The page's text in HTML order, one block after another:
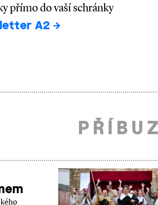
přímo do vaší schránky
A2